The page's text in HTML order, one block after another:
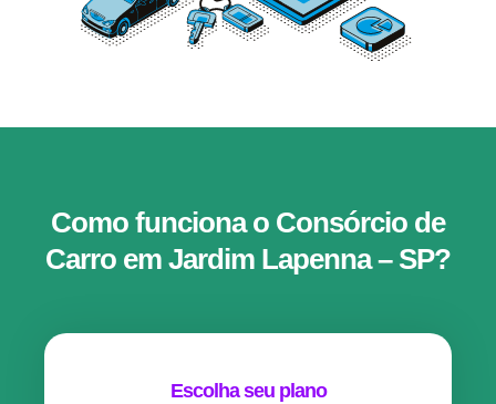
Como funciona o Consórcio de
Carro em Jardim Lapenna – SP?
Escolha seu plano